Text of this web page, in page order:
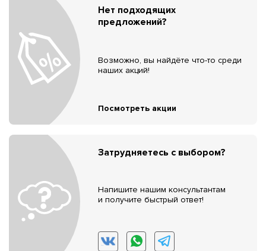
Нет подходящих
предложений?
Возможно, вы найдёте что-то среди
наших акций!
Посмотреть акции
Затрудняетесь с выбором?
Напишите нашим консультантам
и получите быстрый ответ!